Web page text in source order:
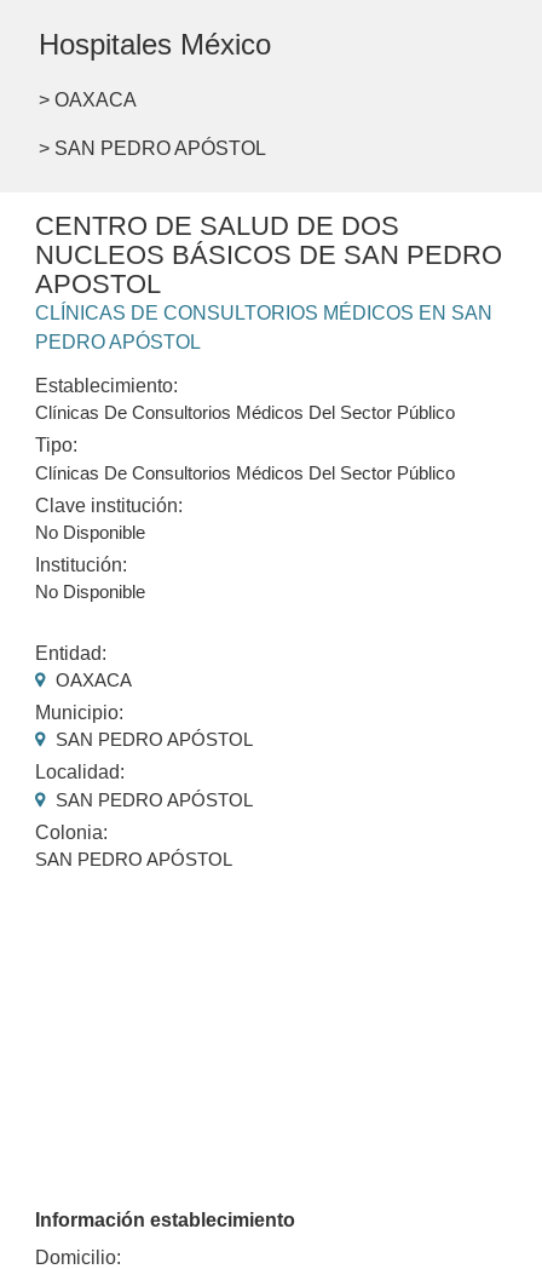
Hospitales México
> OAXACA
> SAN PEDRO APÓSTOL
CENTRO DE SALUD DE DOS
NUCLEOS BÁSICOS DE SAN PEDRO
APOSTOL
CLÍNICAS DE CONSULTORIOS MÉDICOS EN SAN
PEDRO APÓSTOL
Establecimiento:
Clínicas De Consultorios Médicos Del Sector Público
Tipo:
Clínicas De Consultorios Médicos Del Sector Público
Clave institución:
No Disponible
Institución:
No Disponible
Entidad:
OAXACA
Municipio:
SAN PEDRO APÓSTOL
Localidad:
SAN PEDRO APÓSTOL
Colonia:
SAN PEDRO APÓSTOL
Información establecimiento
Domicilio: